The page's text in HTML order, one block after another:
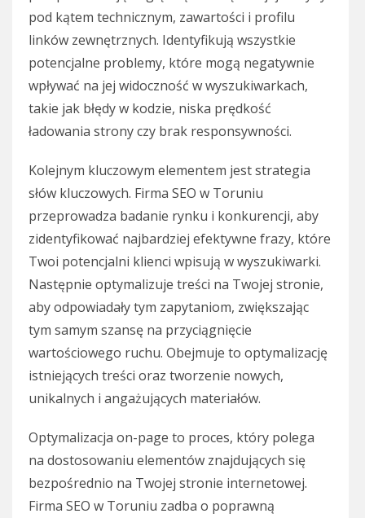
pod kątem technicznym, zawartości i profilu
linków zewnętrznych. Identyfikują wszystkie
potencjalne problemy, które mogą negatywnie
wpływać na jej widoczność w wyszukiwarkach,
takie jak błędy w kodzie, niska prędkość
ładowania strony czy brak responsywności.
Kolejnym kluczowym elementem jest strategia
słów kluczowych. Firma SEO w Toruniu
przeprowadza badanie rynku i konkurencji, aby
zidentyfikować najbardziej efektywne frazy, które
Twoi potencjalni klienci wpisują w wyszukiwarki.
Następnie optymalizuje treści na Twojej stronie,
aby odpowiadały tym zapytaniom, zwiększając
tym samym szansę na przyciągnięcie
wartościowego ruchu. Obejmuje to optymalizację
istniejących treści oraz tworzenie nowych,
unikalnych i angażujących materiałów.
Optymalizacja on-page to proces, który polega
na dostosowaniu elementów znajdujących się
bezpośrednio na Twojej stronie internetowej.
Firma SEO w Toruniu zadba o poprawną